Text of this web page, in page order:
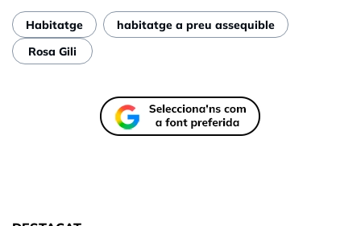
Habitatge
habitatge a preu assequible
Rosa Gili